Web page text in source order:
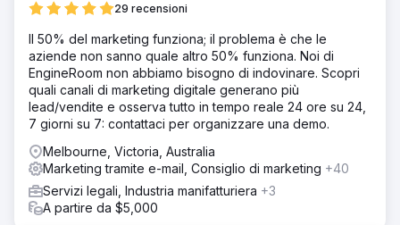
29 recensioni
Il 50% del marketing funziona; il problema è che le
aziende non sanno quale altro 50% funziona. Noi di
EngineRoom non abbiamo bisogno di indovinare. Scopri
quali canali di marketing digitale generano più
lead/vendite e osserva tutto in tempo reale 24 ore su 24,
7 giorni su 7: contattaci per organizzare una demo.
Melbourne, Victoria, Australia
Marketing tramite e-mail, Consiglio di marketing +40
Servizi legali, Industria manifatturiera +3
A partire da $5,000